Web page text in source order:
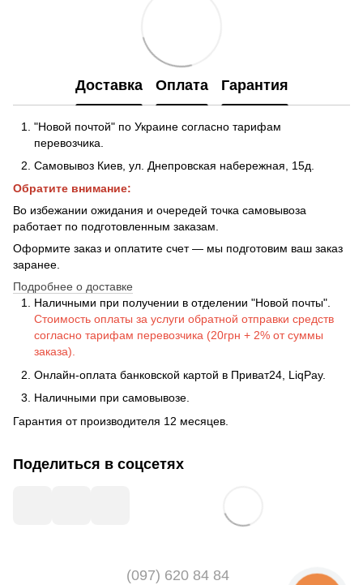
Доставка Оплата Гарантия
"Новой почтой" по Украине согласно тарифам
перевозчика.
Самовывоз Киев, ул. Днепровская набережная , 15д.
Обратите внимание:
Во избежании ожидания и очередей точка самовывоза
работает по подготовленным заказам.
Оформите заказ и оплатите счет — мы подготовим ваш заказ
заранее.
Подробнее о доставке
Наличными при получении в отделении "Новой почты".
Стоимость оплаты за услуги обратной отправки средств
согласно тарифам перевозчика (20грн + 2% от суммы
заказа).
Онлайн-оплата банковской картой в Приват24, LiqPay.
Наличными при самовывозе.
Гарантия от производителя 12 месяцев.
Поделиться в соцсетях
(097) 620 84 84